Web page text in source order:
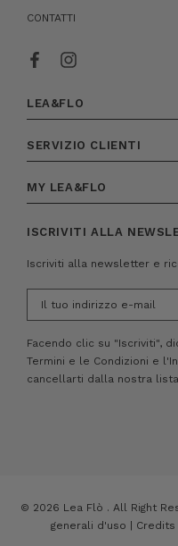
CONTATTI
LEA&FLO
SERVIZIO CLIENTI
MY LEA&FLO
ISCRIVITI ALLA
Iscriviti alla newsletter e
Facendo clic su "Iscriviti",
Termini e le Condizioni e
cancellarti dalla nostra
© 2026 Lea Flò . All Right
generali d'uso
Credits